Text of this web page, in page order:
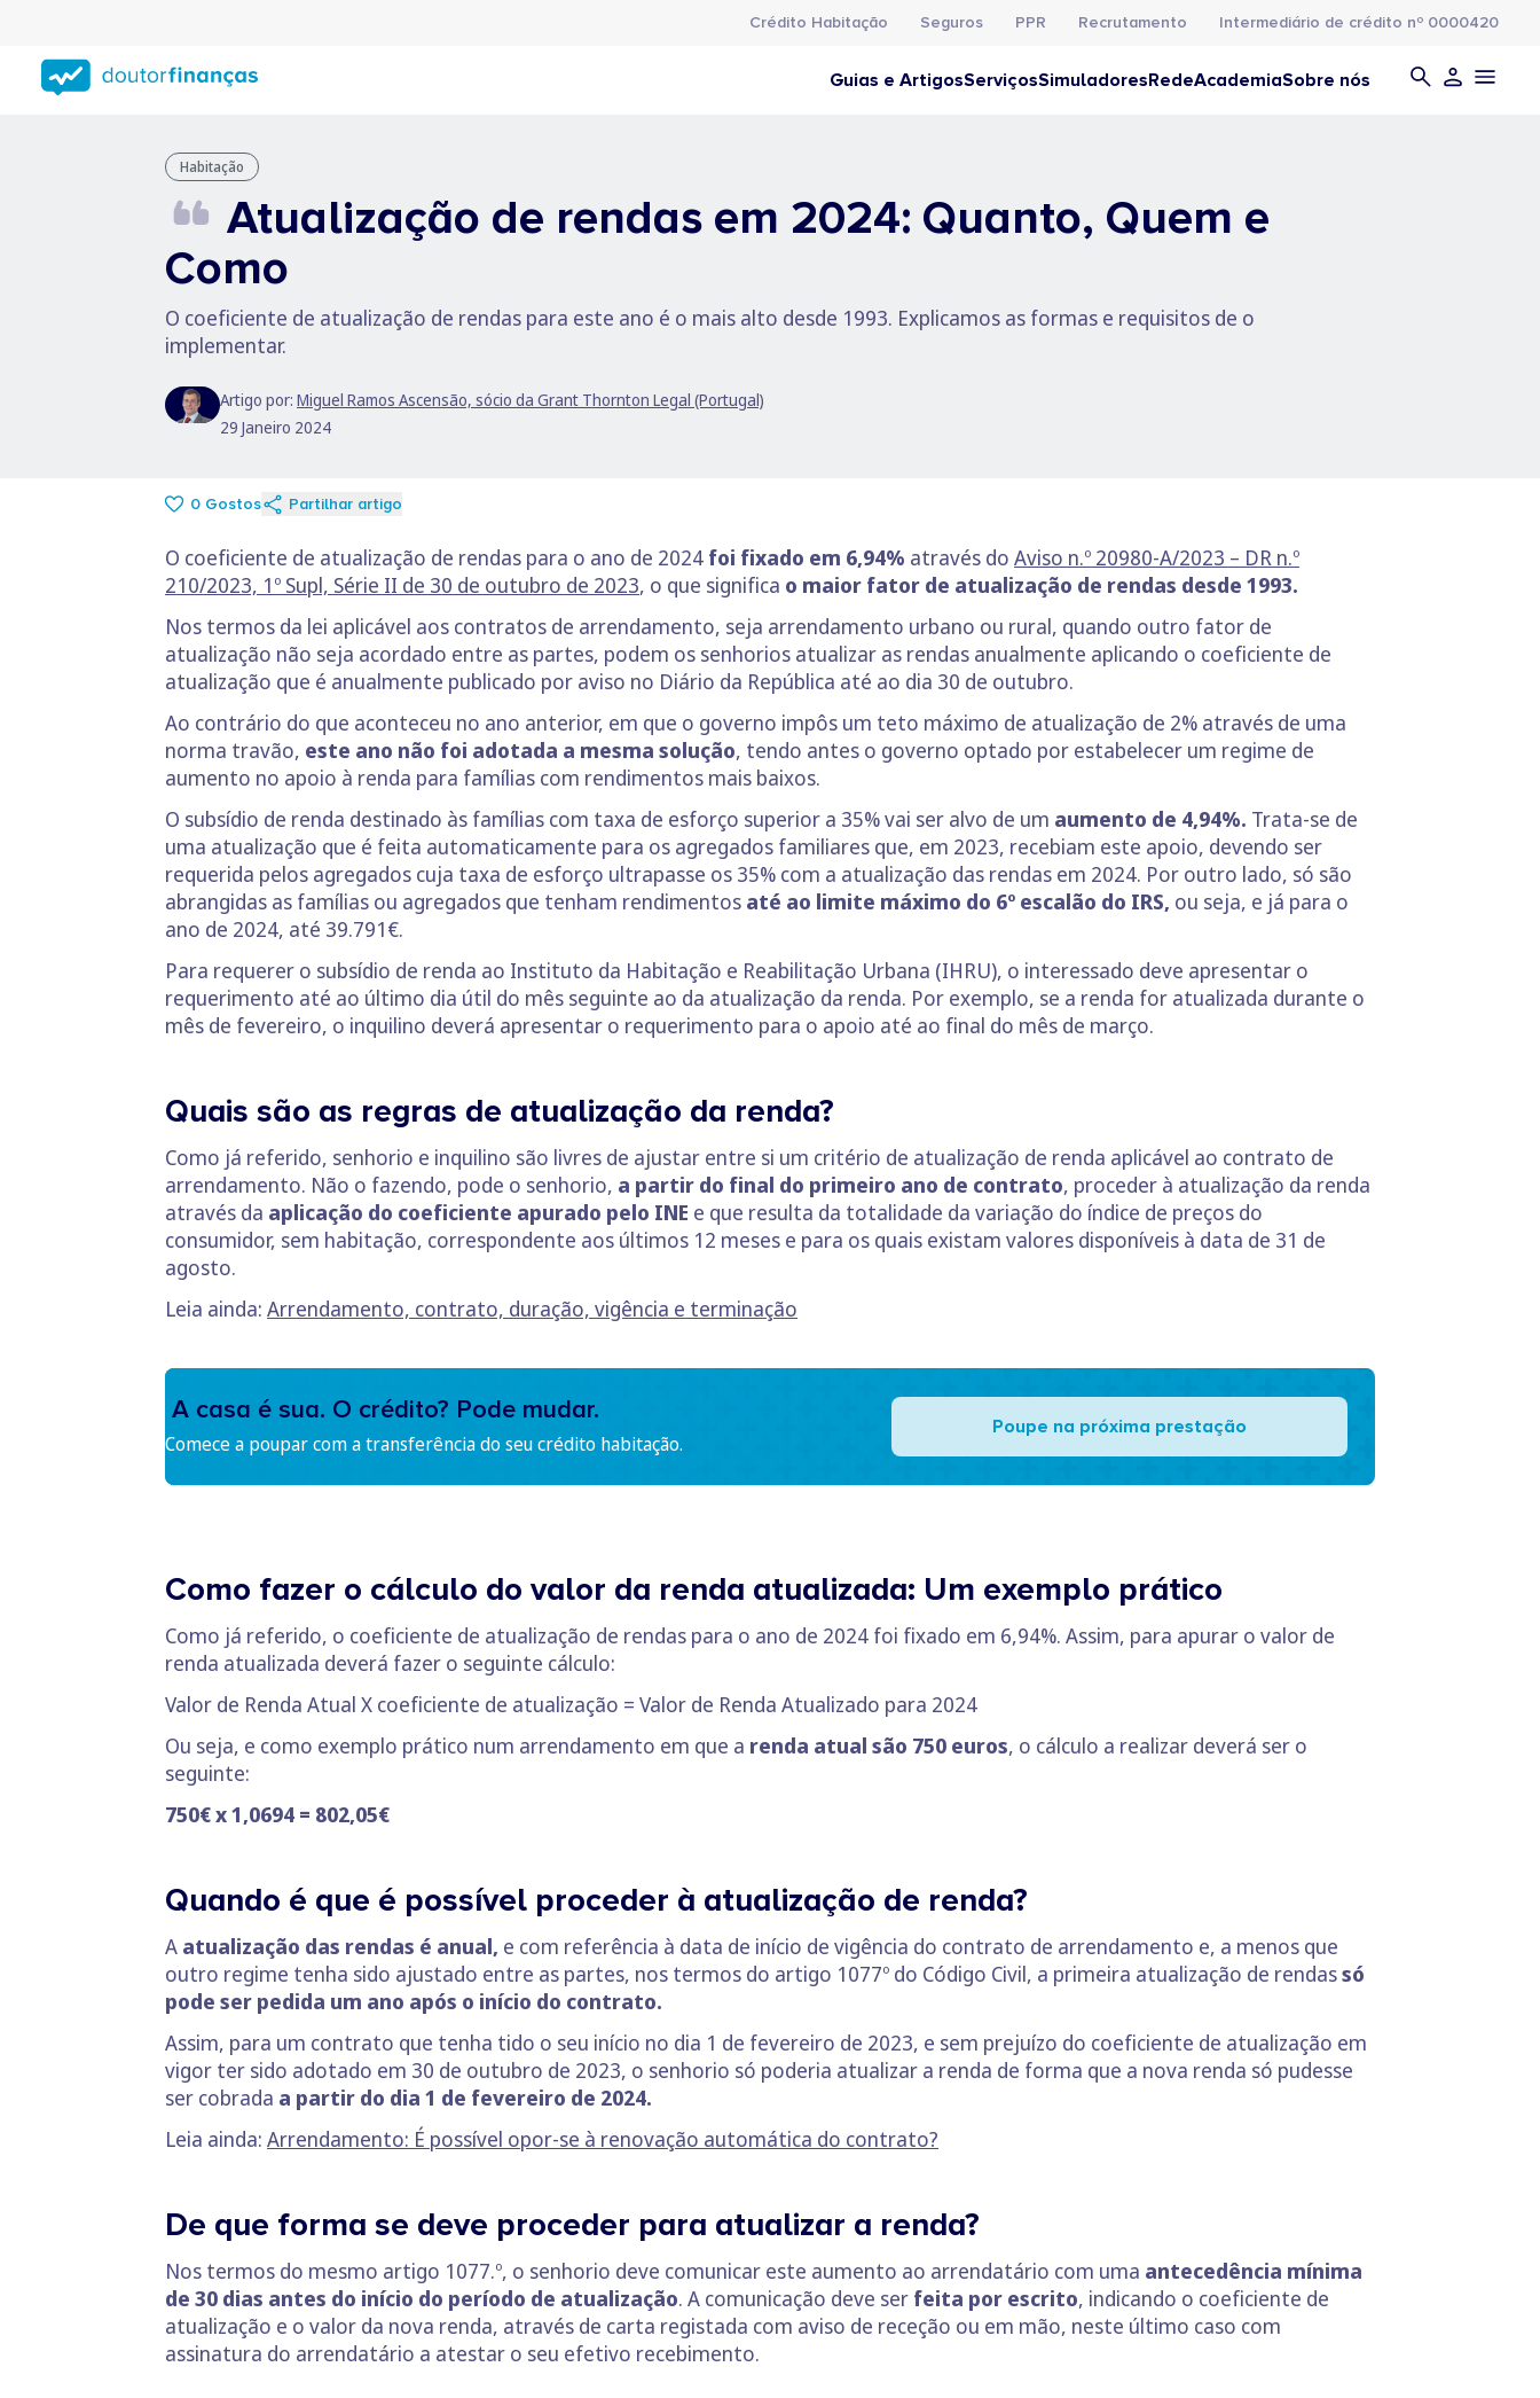
conteúdo
principal
Crédito Habitação Seguros PPR Recrutamento Intermediário de crédito nº 0000420
Guias e ArtigosServiçosSimuladoresRedeAcademiaSobre nós
Habitação
Atualização de rendas em 2024: Quanto, Quem e
Como
O coeficiente de atualização de rendas para este ano é o mais alto desde 1993. Explicamos as formas e requisitos de o
implementar.
Artigo por: Miguel Ramos Ascensão, sócio da Grant Thornton Legal (Portugal)
29 Janeiro 2024
0 Gostos Partilhar artigo
O coeficiente de atualização de rendas para o ano de 2024 foi fixado em 6,94% através do Aviso n.º 20980-A/2023 – DR n.º
210/2023, 1º Supl, Série II de 30 de outubro de 2023, o que significa o maior fator de atualização de rendas desde 1993.
Nos termos da lei aplicável aos contratos de arrendamento, seja arrendamento urbano ou rural, quando outro fator de
atualização não seja acordado entre as partes, podem os senhorios atualizar as rendas anualmente aplicando o coeficiente de
atualização que é anualmente publicado por aviso no Diário da República até ao dia 30 de outubro.
Ao contrário do que aconteceu no ano anterior, em que o governo impôs um teto máximo de atualização de 2% através de uma
norma travão, este ano não foi adotada a mesma solução, tendo antes o governo optado por estabelecer um regime de
aumento no apoio à renda para famílias com rendimentos mais baixos.
O subsídio de renda destinado às famílias com taxa de esforço superior a 35% vai ser alvo de um aumento de 4,94%. Trata-se de
uma atualização que é feita automaticamente para os agregados familiares que, em 2023, recebiam este apoio, devendo ser
requerida pelos agregados cuja taxa de esforço ultrapasse os 35% com a atualização das rendas em 2024. Por outro lado, só são
abrangidas as famílias ou agregados que tenham rendimentos até ao limite máximo do 6º escalão do IRS, ou seja, e já para o
ano de 2024, até 39.791€.
Para requerer o subsídio de renda ao Instituto da Habitação e Reabilitação Urbana (IHRU), o interessado deve apresentar o
requerimento até ao último dia útil do mês seguinte ao da atualização da renda. Por exemplo, se a renda for atualizada durante o
mês de fevereiro, o inquilino deverá apresentar o requerimento para o apoio até ao final do mês de março.
Quais são as regras de atualização da renda?
Como já referido, senhorio e inquilino são livres de ajustar entre si um critério de atualização de renda aplicável ao contrato de
arrendamento. Não o fazendo, pode o senhorio, a partir do final do primeiro ano de contrato, proceder à atualização da renda
através da aplicação do coeficiente apurado pelo INE e que resulta da totalidade da variação do índice de preços do
consumidor, sem habitação, correspondente aos últimos 12 meses e para os quais existam valores disponíveis à data de 31 de
agosto.
Leia ainda: Arrendamento, contrato, duração, vigência e terminação
A casa é sua. O crédito? Pode mudar.
Comece a poupar com a transferência do seu crédito habitação.
Poupe na próxima prestação
Como fazer o cálculo do valor da renda atualizada: Um exemplo prático
Como já referido, o coeficiente de atualização de rendas para o ano de 2024 foi fixado em 6,94%. Assim, para apurar o valor de
renda atualizada deverá fazer o seguinte cálculo:
Valor de Renda Atual X coeficiente de atualização = Valor de Renda Atualizado para 2024
Ou seja, e como exemplo prático num arrendamento em que a renda atual são 750 euros, o cálculo a realizar deverá ser o
seguinte:
750€ x 1,0694 = 802,05€
Quando é que é possível proceder à atualização de renda?
A atualização das rendas é anual, e com referência à data de início de vigência do contrato de arrendamento e, a menos que
outro regime tenha sido ajustado entre as partes, nos termos do artigo 1077º do Código Civil, a primeira atualização de rendassó
pode ser pedida um ano após o início do contrato.
Assim, para um contrato que tenha tido o seu início no dia 1 de fevereiro de 2023, e sem prejuízo do coeficiente de atualização em
vigor ter sido adotado em 30 de outubro de 2023, o senhorio só poderia atualizar a renda de forma que a nova renda só pudesse
ser cobrada a partir do dia 1 de fevereiro de 2024.
Leia ainda: Arrendamento: É possível opor-se à renovação automática do contrato?
De que forma se deve proceder para atualizar a renda?
Nos termos do mesmo artigo 1077.º, o senhorio deve comunicar este aumento ao arrendatário com uma antecedência mínima
de 30 dias antes do início do período de atualização. A comunicação deve ser feita por escrito, indicando o coeficiente de
atualização e o valor da nova renda, através de carta registada com aviso de receção ou em mão, neste último caso com
assinatura do arrendatário a atestar o seu efetivo recebimento.